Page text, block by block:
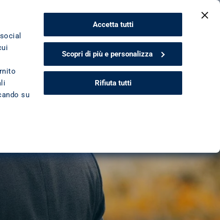
su
Accetta tutti
Scopri di più e personalizza
Rifiuta tutti